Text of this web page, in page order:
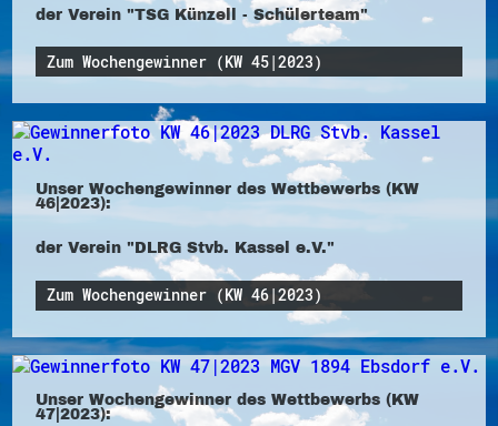
der Verein "TSG Künzell - Schülerteam"
Zum Wochengewinner (KW 45|2023)
Unser Wochengewinner des Wettbewerbs (KW
46|2023):
der Verein "DLRG Stvb. Kassel e.V."
Zum Wochengewinner (KW 46|2023)
Unser Wochengewinner des Wettbewerbs (KW
47|2023):